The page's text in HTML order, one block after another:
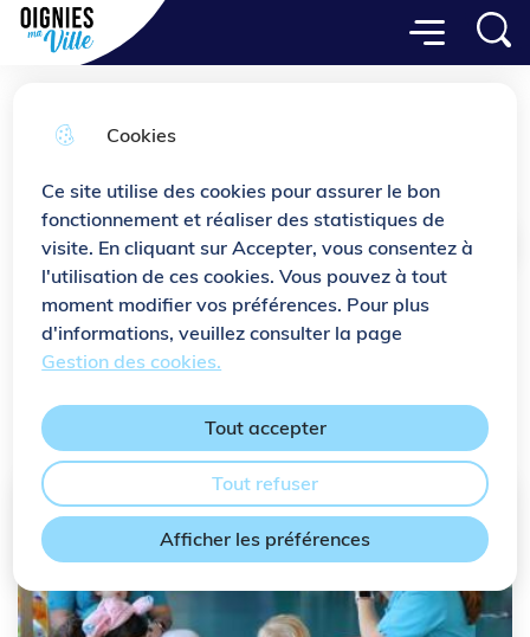
Cookies
Ce site utilise des cookies pour assurer le bon
fonctionnement et réaliser des statistiques de
visite. En cliquant sur Accepter, vous consentez à
l'utilisation de ces cookies. Vous pouvez à tout
moment modifier vos préférences. Pour plus
d'informations, veuillez consulter la page
Gestion des cookies.
Afficher les préférences
Tout accepter
Tout refuser
Aller
au
menu
principal
Consulter
le plan
du site
Ville de Oignies
Menu principal
Menu
Petite enfance
Accueil
De nombreux modes de garde sont
disponibles à Oignies pour que chaque
pendant sa petite enfance.